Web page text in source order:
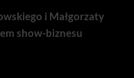
i Małgorzaty
show-biznesu